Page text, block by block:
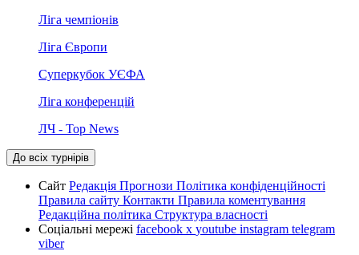
Ліга чемпіонів
Ліга Європи
Суперкубок УЄФА
Ліга конференцій
ЛЧ - Top News
До всіх турнірів
Сайт Редакція Прогнози Політика конфіденційності
Правила сайту Контакти Правила коментування
Редакційна політика Структура власності
Соціальні мережі facebook x youtube instagram telegram
viber